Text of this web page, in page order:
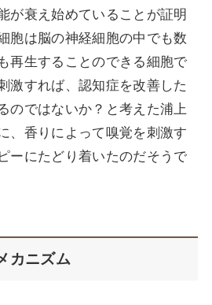
が衰え始めていることが証明
胞は脳の神経細胞の中でも数
再生することのできる細胞で
激すれば、認知症を改善した
のではないか？と考えた浦上
、香りによって嗅覚を刺激す
ーにたどり着いたのだそうで
カニズム